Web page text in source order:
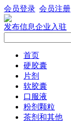
会员登录 会员注册
发布信息企业入驻
首页
硬胶囊
片剂
软胶囊
口服液
粉剂颗粒
茶剂和其他